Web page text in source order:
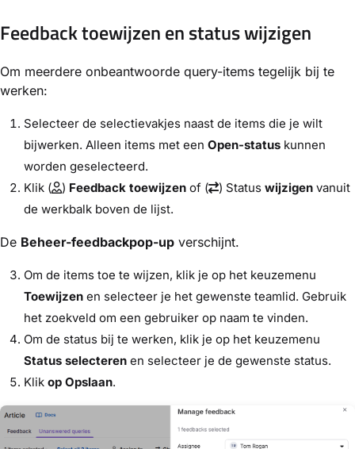
Feedback toewijzen en status wijzigen
Om meerdere onbeantwoorde query-items tegelijk bij te
werken:
Selecteer de selectievakjes naast de items die je wilt
bijwerken. Alleen items met een Open-status kunnen
worden geselecteerd.
Klik (
) Feedback toewijzen of ( ) Status wijzigen vanuit
de werkbalk boven de lijst.
De Beheer-feedbackpop-up verschijnt.
Om de items toe te wijzen, klik je op het keuzemenu
Toewijzen en selecteer je het gewenste teamlid. Gebruik
het zoekveld om een gebruiker op naam te vinden.
Om de status bij te werken, klik je op het keuzemenu
Status selecteren en selecteer je de gewenste status.
Klik op Opslaan.